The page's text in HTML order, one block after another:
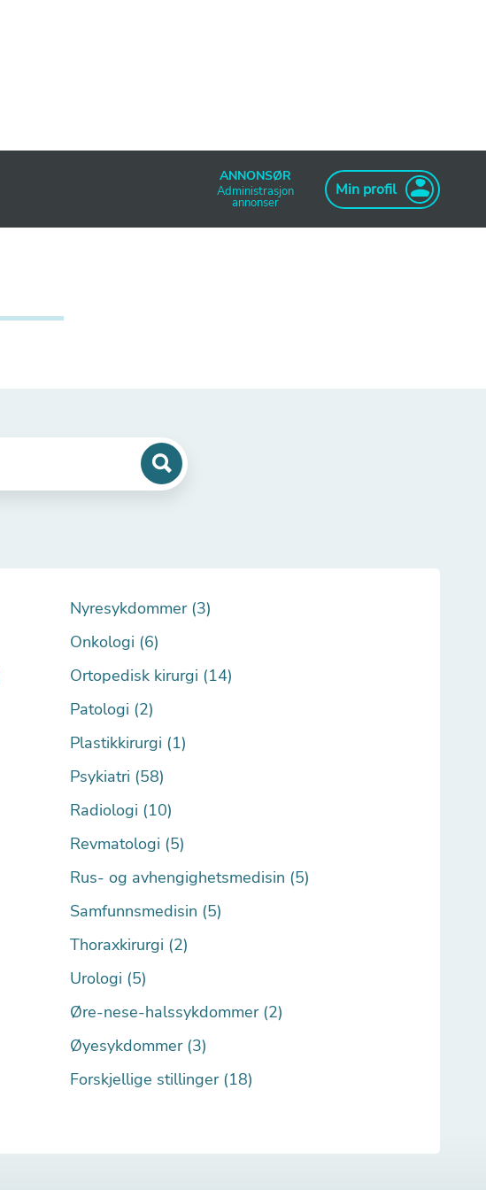
ANNONSØR
Administrasjon
annonser
Min profil
Nyresykdommer (3)
Onkologi (6)
Ortopedisk kirurgi (14)
Patologi (2)
Plastikkirurgi (1)
Psykiatri (58)
Radiologi (10)
Revmatologi (5)
Rus- og avhengighetsmedisin (5)
Samfunnsmedisin (5)
Thoraxkirurgi (2)
Urologi (5)
Øre-nese-halssykdommer (2)
Øyesykdommer (3)
Forskjellige stillinger (18)